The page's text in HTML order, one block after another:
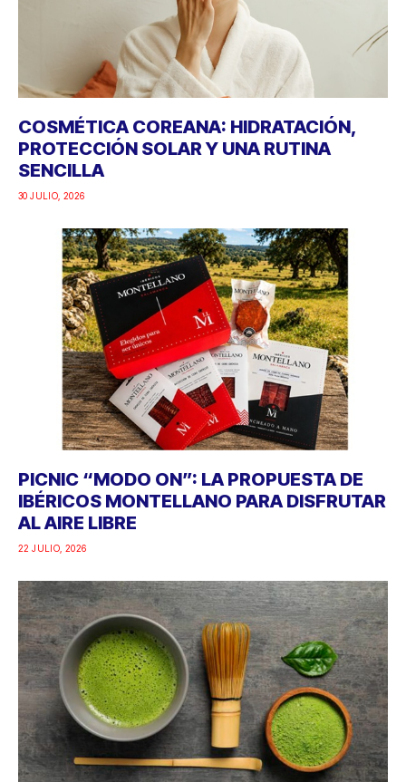
COSMÉTICA COREANA: HIDRATACIÓN,
PROTECCIÓN SOLAR Y UNA RUTINA
SENCILLA
30 JULIO, 2026
PICNIC “MODO ON”: LA PROPUESTA DE
IBÉRICOS MONTELLANO PARA DISFRUTAR
AL AIRE LIBRE
22 JULIO, 2026